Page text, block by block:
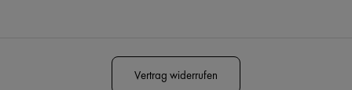
Vertrag widerrufen